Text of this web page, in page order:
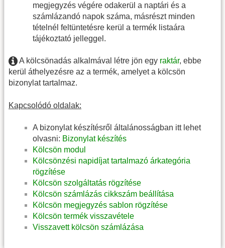
megjegyzés végére odakerül a naptári és a
számlázandó napok száma, másrészt minden
tételnél feltüntetésre kerül a termék listaára
tájékoztató jelleggel.
A kölcsönadás alkalmával létre jön egy raktár, ebbe
kerül áthelyezésre az a termék, amelyet a kölcsön
bizonylat tartalmaz.
Kapcsolódó oldalak:
A bizonylat készítésről általánosságban itt lehet
olvasni: Bizonylat készítés
Kölcsön modul
Kölcsönzési napidíjat tartalmazó árkategória
rögzítése
Kölcsön szolgáltatás rögzítése
Kölcsön számlázás cikkszám beállítása
Kölcsön megjegyzés sablon rögzítése
Kölcsön termék visszavétele
Visszavett kölcsön számlázása